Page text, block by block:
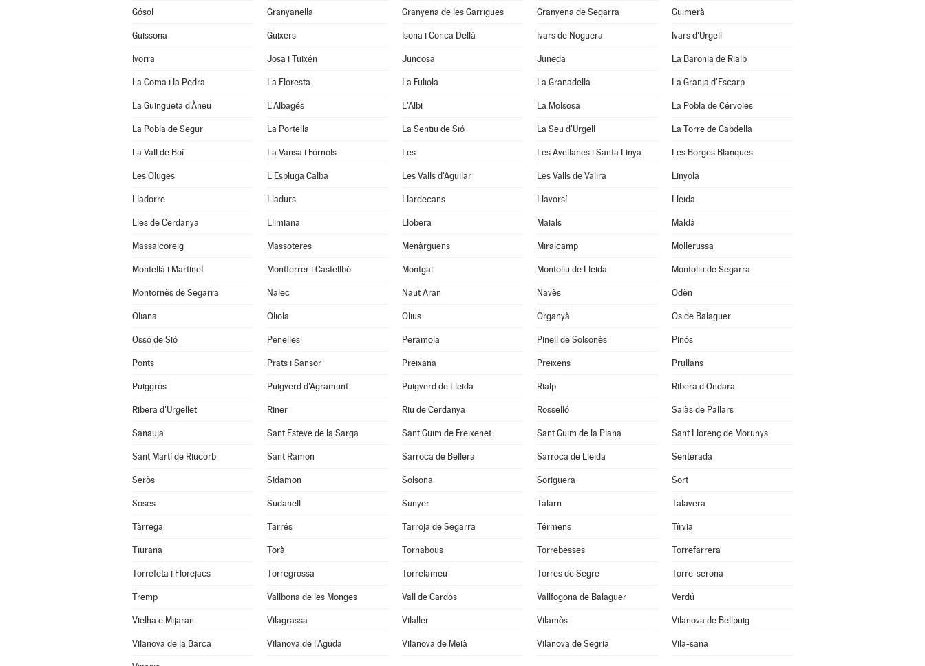
Gósol Granyanella Granyena de les Garrigues Granyena de Segarra Guimerà
Guissona Guixers Isona i Conca Dellà Ivars de Noguera Ivars d'Urgell
Ivorra Josa i Tuixén Juncosa Juneda La Baronia de Rialb
La Coma i la Pedra La Floresta La Fuliola La Granadella La Granja d'Escarp
La Guingueta d'Àneu L'Albagés L'Albi La Molsosa La Pobla de Cérvoles
La Pobla de Segur La Portella La Sentiu de Sió La Seu d'Urgell La Torre de Cabdella
La Vall de Boí La Vansa i Fórnols Les Les Avellanes i Santa Linya Les Borges Blanques
Les Oluges L'Espluga Calba Les Valls d'Aguilar Les Valls de Valira Linyola
Lladorre Lladurs Llardecans Llavorsí Lleida
Lles de Cerdanya Llimiana Llobera Maials Maldà
Massalcoreig Massoteres Menàrguens Miralcamp Mollerussa
Montellà i Martinet Montferrer i Castellbò Montgai Montoliu de Lleida Montoliu de Segarra
Montornès de Segarra Nalec Naut Aran Navès Odèn
Oliana Oliola Olius Organyà Os de Balaguer
Ossó de Sió Penelles Peramola Pinell de Solsonès Pinós
Ponts Prats i Sansor Preixana Preixens Prullans
Puiggròs Puigverd d'Agramunt Puigverd de Lleida Rialp Ribera d'Ondara
Ribera d'Urgellet Riner Riu de Cerdanya Rosselló Salàs de Pallars
Sanaüja Sant Esteve de la Sarga Sant Guim de Freixenet Sant Guim de la Plana Sant Llorenç de Morunys
Sant Martí de Riucorb Sant Ramon Sarroca de Bellera Sarroca de Lleida Senterada
Seròs Sidamon Solsona Soriguera Sort
Soses Sudanell Sunyer Talarn Talavera
Tàrrega Tarrés Tarroja de Segarra Térmens Tírvia
Tiurana Torà Tornabous Torrebesses Torrefarrera
Torrefeta i Florejacs Torregrossa Torrelameu Torres de Segre Torre-serona
Tremp Vallbona de les Monges Vall de Cardós Vallfogona de Balaguer Verdú
Vielha e Mijaran Vilagrassa Vilaller Vilamòs Vilanova de Bellpuig
Vilanova de la Barca Vilanova de l'Aguda Vilanova de Meià Vilanova de Segrià Vila-sana